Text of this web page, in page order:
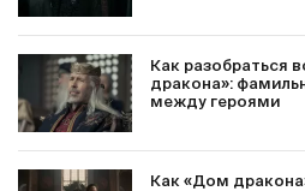
Как разобраться
дракона»:
между героями
Как «Дом